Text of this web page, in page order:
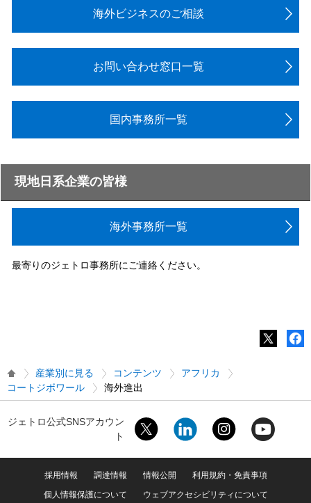
海外ビジネスのご相談
お問い合わせ窓口一覧
国内事務所一覧
現地日系企業の皆様
海外事務所一覧
最寄りのジェトロ事務所にご連絡ください。
産業別に見る コンテンツ
アフリカ
コートジボワール
海外進出
ジェトロ公式SNSアカウン
ト
採用情報 調達情報 情報公開
利用規約・免責事項
個人情報保護について
ウェブアクセシビリティについて